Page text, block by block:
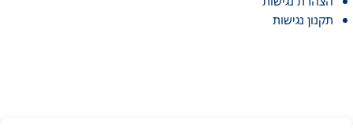
תקנון נגישות